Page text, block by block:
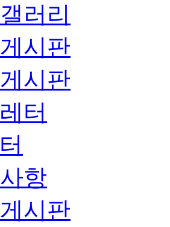
러리
시판
시판
터
항
시판